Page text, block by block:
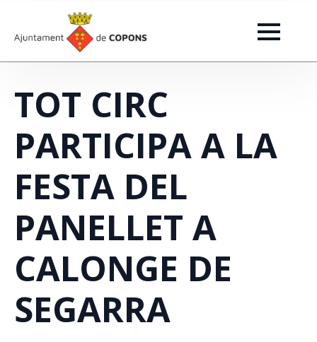
TOT CIRC
PARTICIPA A LA
FESTA DEL
PANELLET A
CALONGE DE
SEGARRA